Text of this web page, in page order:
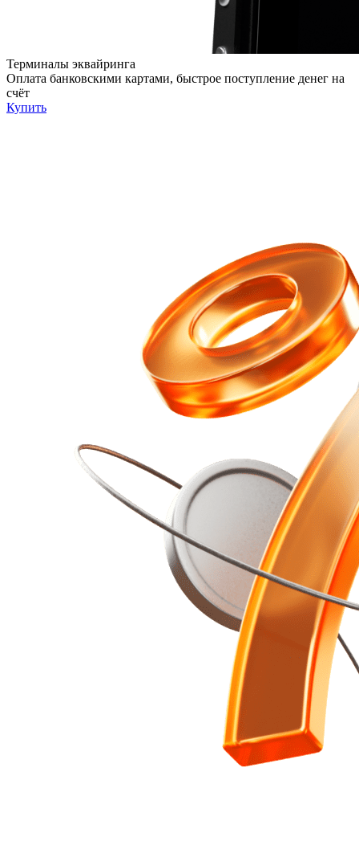
Терминалы эквайринга
Оплата банковскими картами, быстрое поступление денег на
счёт
Купить